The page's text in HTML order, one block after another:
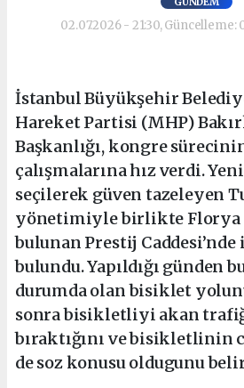
02.07.2026 - 21:30, Güncelleme:
İstanbul Büyükşehir
Hareket Partisi (MHP)
Başkanlığı, kongre
çalışmalarına hız verdi.
seçilerek güven tazeleyen
yönetimiyle birlikte Florya
bulunan Prestij
bulundu. Yapıldığı günden
durumda olan bisiklet
sonra bisikletliyi akan
bıraktığını ve bisikletlinin
de soz konusu oldugunu